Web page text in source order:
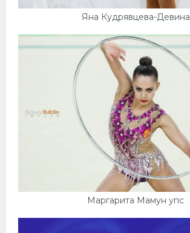
Яна Кудрявцева-Девина
Маргарита Мамун упс